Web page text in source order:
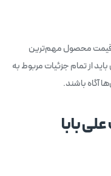
قیمت محصول مهم‌ترین
از تمام جزئیات مربوط به
آگاه باشند.
بابا